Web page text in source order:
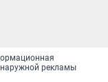
наружной рекламы